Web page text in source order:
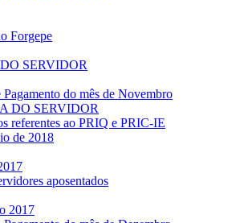
Forgepe
SERVIDOR
do mês de Novembro
DO SERVIDOR
referentes ao PRIQ e PRIC-IE
de 2018
aposentados
2017